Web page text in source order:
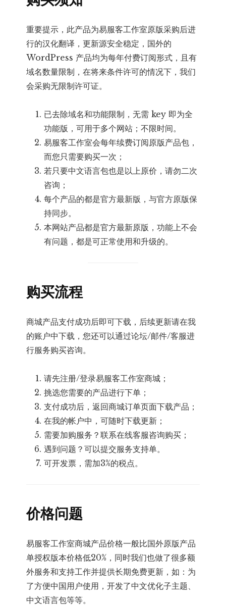
重要提示，此产品为易服客工作室原版采购后进
行的汉化翻译，更新源安全稳定，国外的
WordPress 产品均为每年付费订阅形式，且有
域名数量限制，在将来条件许可的情况下，我们
会采购无限制许可证。
已去除域名和功能限制，无需 key 即为全
功能版，可用于多个网站；不限时间。
易服客工作室会每年续费订阅原版产品包，
而您只需要购买一次；
若只要中文语言包也是以上原价，请勿二次
咨询；
每个产品的都是官方最新版，与官方原版保
持同步。
本网站产品都是官方最新原版，功能上不会
有问题，都是可正常使用和升级的。
购买流程
商城产品支付成功后即可下载，后续更新请在我
的账户中下载，您还可以通过论坛/邮件/客服进
行服务购买咨询。
请先注册/登录易服客工作室商城；
挑选您需要的产品进行下单；
支付成功后，返回商城订单页面下载产品；
在我的帐户中，可随时下载更新；
需要加购服务？联系在线客服咨询购买；
遇到问题？可以提交服务支持单。
可开发票，需加3%的税点。
价格问题
易服客工作室商城产品价格一般比国外原版产品
单授权版本价格低20%，同时我们也做了很多额
外服务和支持工作并提供长期免费更新，如：为
了方便中国用户使用，开发了中文优化子主题、
中文语言包等等。